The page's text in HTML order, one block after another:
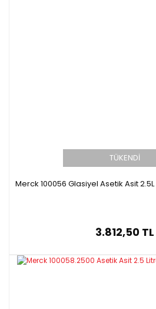
TÜKENDİ
Merck 100056 Glasiyel Asetik Asit
3.812,50 TL